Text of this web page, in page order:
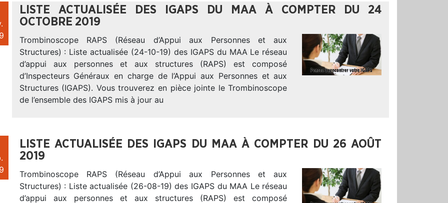
LISTE ACTUALISÉE DES IGAPS DU MAA À COMPTER DU 24
OCTOBRE 2019
Trombinoscope RAPS (Réseau d’Appui aux Personnes et aux
Structures) : Liste actualisée (24-10-19) des IGAPS du MAA Le réseau
d’appui aux personnes et aux structures (RAPS) est composé
d’Inspecteurs Généraux en charge de l’Appui aux Personnes et aux
Structures (IGAPS). Vous trouverez en pièce jointe le Trombinoscope
de l’ensemble des IGAPS mis à jour au
LISTE ACTUALISÉE DES IGAPS DU MAA À COMPTER DU 26 AOÛT
2019
Trombinoscope RAPS (Réseau d’Appui aux Personnes et aux
Structures) : Liste actualisée (26-08-19) des IGAPS du MAA Le réseau
d’appui aux personnes et aux structures (RAPS) est composé